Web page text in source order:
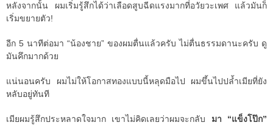
หลังจากนั้น ผมเริ่มรู้สึกได้ว่าเลือดสูบฉีดแรงมากที่อวัยวะเพศ แล้วมันก็
เริ่มขยายตัว!
อีก 5 นาทีต่อมา “น้องชาย” ของผมตื่นแล้วครับ ไม่ตื่นธรรมดานะครับ ดู
มันคึกมากด้วย
แน่นอนครับ ผมไม่ให้โอกาสทองแบบนี้หลุดมือไป ผมขึ้นไปปล้ำเมียที่ยัง
หลับอยู่ทันที
เมียผมรู้สึกประหลาดใจมาก เขาไม่คิดเลยว่าผมจะกลับ มา “แข็งโป๊ก”